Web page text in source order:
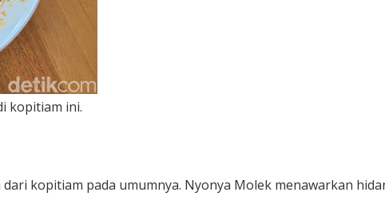
kopitiam ini.
kopitiam pada umumnya. Nyonya Molek menawarkan